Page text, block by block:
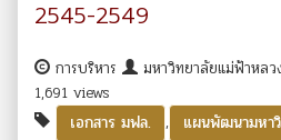
2545-2549
การบริหาร
มหาวิทยาลัยแม่ฟ้าหล
1,691 views
เอกสาร มฟล.
, แผนพัฒนามหา